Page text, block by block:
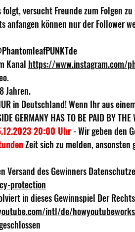
versucht Freunde zum Folgen
anfangen können nur der Follower
Kanal https://www.instagram.com/
Jahren.
in Deutschland! Wenn Ihr aus
GERMANY HAS TO BE PAID BY THE
20:00 Uhr - Wir geben den
Zeit sich zu melden, ansonsten
Versand des Gewinners
protection
in dieses Gewinnspiel Der
intl/de/